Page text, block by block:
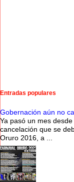
Entradas populares
Gobernación aún no
Ya pasó un mes
cancelación que se
Oruro 2016, a ...